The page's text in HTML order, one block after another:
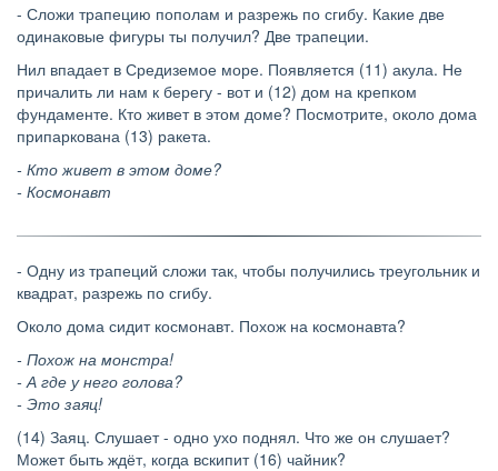
- Сложи трапецию пополам и разрежь по сгибу. Какие две
одинаковые фигуры ты получил? Две трапеции.
Нил впадает в Средиземое море. Появляется (11) акула. Не
причалить ли нам к берегу - вот и (12) дом на крепком
фундаменте. Кто живет в этом доме? Посмотрите, около дома
припаркована (13) ракета.
- Кто живет в этом доме?
- Космонавт
- Одну из трапеций сложи так, чтобы получились треугольник и
квадрат, разрежь по сгибу.
Около дома сидит космонавт. Похож на космонавта?
- Похож на монстра!
- А где у него голова?
- Это заяц!
(14) Заяц. Слушает - одно ухо поднял. Что же он слушает?
Может быть ждёт, когда вскипит (16) чайник?